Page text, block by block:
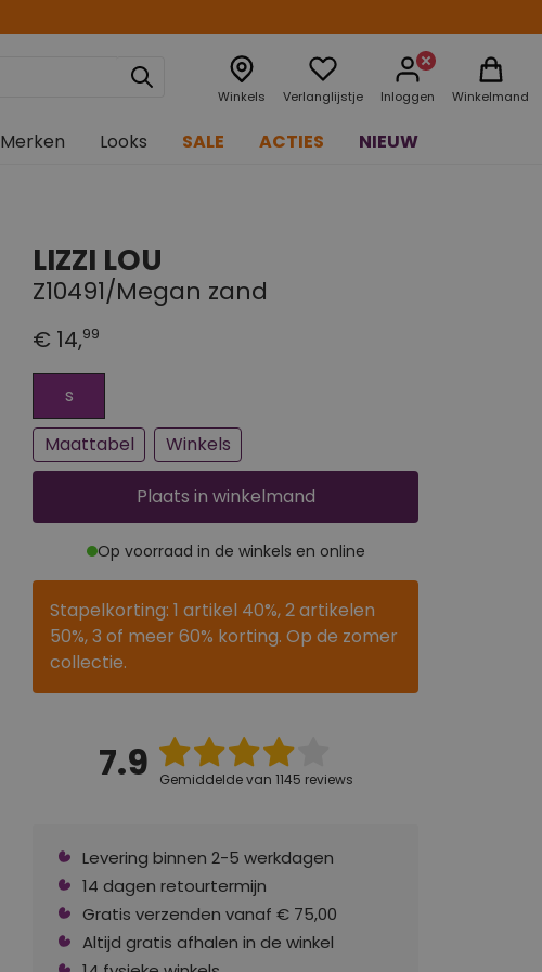
Winkels Verlanglijstje Inloggen Winkelmand
Merken Looks SALE ACTIES NIEUW
LIZZI LOU
Z10491/Megan zand
€ 14,99
Een paar stuks op voorraad
Bijna uitverkocht
s
Maattabel
Winkels
Plaats in winkelmand
Op voorraad in de winkels en online
Stapelkorting: 1 artikel 40%, 2 artikelen
50%, 3 of meer 60% korting. Op de zomer
collectie.
7.9 Gemiddelde van 1145 reviews
Levering binnen 2-5 werkdagen
14 dagen retourtermijn
Gratis verzenden vanaf € 75,00
Altijd gratis afhalen in de winkel